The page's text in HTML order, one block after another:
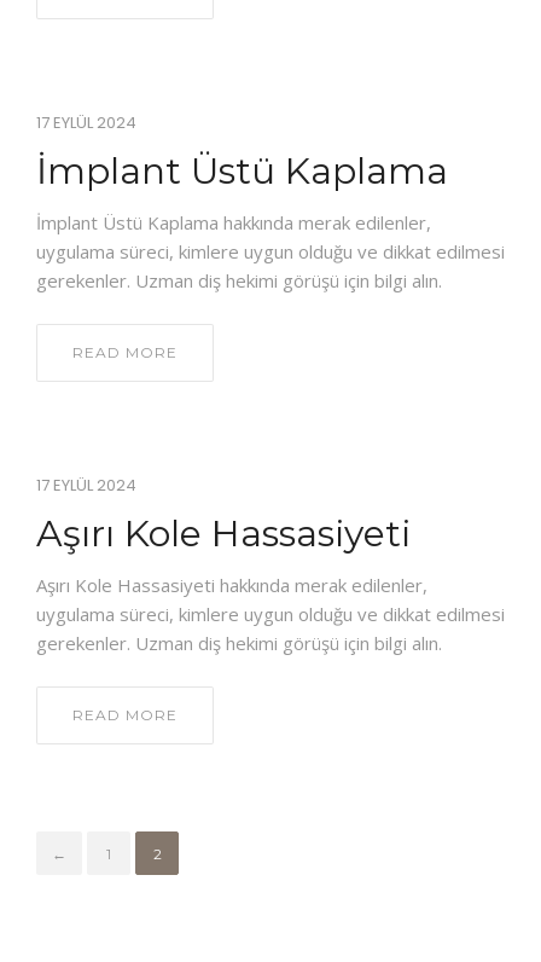
17 EYLÜL 2024
İmplant Üstü Kaplama
İmplant Üstü Kaplama hakkında merak edilenler,
uygulama süreci, kimlere uygun olduğu ve dikkat edilmesi
gerekenler. Uzman diş hekimi görüşü için bilgi alın.
READ MORE
17 EYLÜL 2024
Aşırı Kole Hassasiyeti
Aşırı Kole Hassasiyeti hakkında merak edilenler,
uygulama süreci, kimlere uygun olduğu ve dikkat edilmesi
gerekenler. Uzman diş hekimi görüşü için bilgi alın.
READ MORE
← 1 2